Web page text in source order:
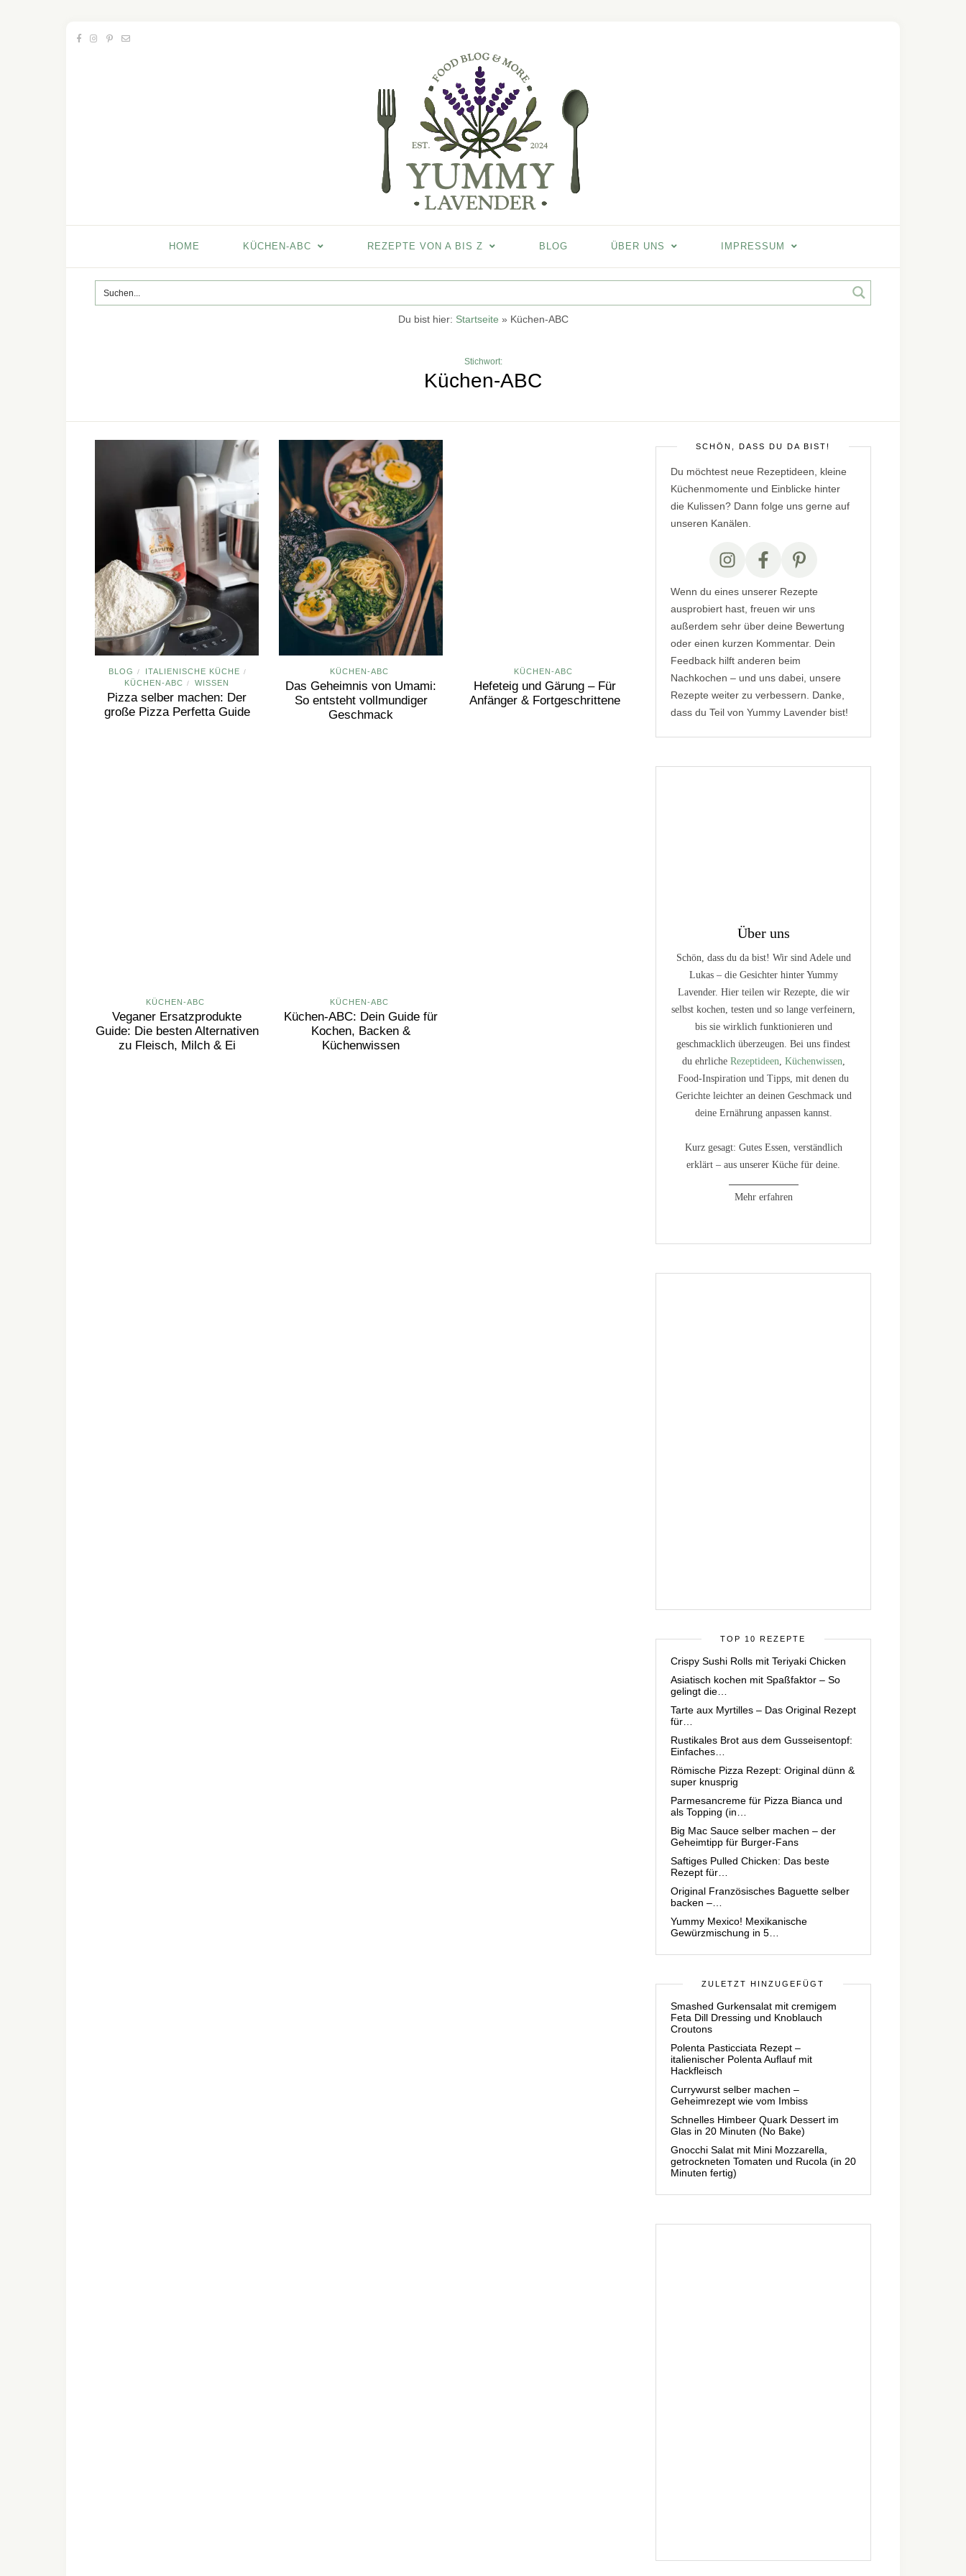
HOME KÜCHEN-ABC REZEPTE VON A BIS Z BLOG ÜBER UNS IMPRESSUM
Du bist hier: Startseite » Küchen-ABC
Stichwort:
Küchen-ABC
BLOG / ITALIENISCHE KÜCHE /
KÜCHEN-ABC / WISSEN
Pizza selber machen: Der
große Pizza Perfetta Guide
KÜCHEN-ABC
Das Geheimnis von Umami:
So entsteht vollmundiger
Geschmack
KÜCHEN-ABC
Hefeteig und Gärung – Für
Anfänger & Fortgeschrittene
KÜCHEN-ABC
Veganer Ersatzprodukte
Guide: Die besten Alternativen
zu Fleisch, Milch & Ei
KÜCHEN-ABC
Küchen-ABC: Dein Guide für
Kochen, Backen &
Küchenwissen
SCHÖN, DASS DU DA BIST!
Du möchtest neue Rezeptideen, kleine
Küchenmomente und Einblicke hinter
die Kulissen? Dann folge uns gerne auf
unseren Kanälen.
Wenn du eines unserer Rezepte
ausprobiert hast, freuen wir uns
außerdem sehr über deine Bewertung
oder einen kurzen Kommentar. Dein
Feedback hilft anderen beim
Nachkochen – und uns dabei, unsere
Rezepte weiter zu verbessern. Danke,
dass du Teil von Yummy Lavender bist!
Über uns
Schön, dass du da bist! Wir sind Adele und
Lukas – die Gesichter hinter Yummy
Lavender. Hier teilen wir Rezepte, die wir
selbst kochen, testen und so lange verfeinern,
bis sie wirklich funktionieren und
geschmacklich überzeugen. Bei uns findest
du ehrliche Rezeptideen Küchenwissen
Food-Inspiration und Tipps, mit denen du
Gerichte leichter an deinen Geschmack und
deine Ernährung anpassen kannst.
Kurz gesagt: Gutes Essen, verständlich
erklärt – aus unserer Küche für deine.
Mehr erfahren
TOP 10 REZEPTE
Crispy Sushi Rolls mit Teriyaki Chicken
Asiatisch kochen mit Spaßfaktor – So
gelingt die…
Tarte aux Myrtilles – Das Original Rezept
für…
Rustikales Brot aus dem Gusseisentopf:
Einfaches…
Römische Pizza Rezept: Original dünn &
super knusprig
Parmesancreme für Pizza Bianca und
als Topping (in…
Big Mac Sauce selber machen – der
Geheimtipp für Burger-Fans
Saftiges Pulled Chicken: Das beste
Rezept für…
Original Französisches Baguette selber
backen –…
Yummy Mexico! Mexikanische
Gewürzmischung in 5…
ZULETZT HINZUGEFÜGT
Smashed Gurkensalat mit cremigem
Feta Dill Dressing und Knoblauch
Croutons
Polenta Pasticciata Rezept –
italienischer Polenta Auflauf mit
Hackfleisch
Currywurst selber machen –
Geheimrezept wie vom Imbiss
Schnelles Himbeer Quark Dessert im
Glas in 20 Minuten (No Bake)
Gnocchi Salat mit Mini Mozzarella,
getrockneten Tomaten und Rucola (in 20
Minuten fertig)